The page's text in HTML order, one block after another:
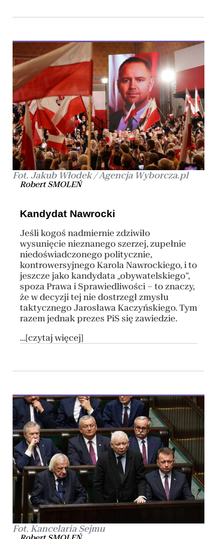
Fot. Jakub Włodek / Agencja Wyborcza.pl
Robert SMOLEŃ
Kandydat Nawrocki
Jeśli kogoś nadmiernie zdziwiło
wysunięcie nieznanego szerzej, zupełnie
niedoświadczonego politycznie,
kontrowersyjnego Karola Nawrockiego, i to
jeszcze jako kandydata „obywatelskiego”,
spoza Prawa i Sprawiedliwości – to znaczy,
że w decyzji tej nie dostrzegł zmysłu
taktycznego Jarosława Kaczyńskiego. Tym
razem jednak prezes PiS się zawiedzie.
...[czytaj więcej]
Fot. Kancelaria Sejmu